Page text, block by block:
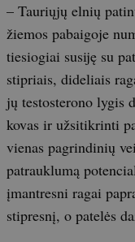
– Tauriųjų elnių
žiemos pabaigoje
tiesiogiai susiję su
stipriais, dideliais
jų testosterono lygis
kovas ir užsitikrinti
vienas pagrindinių
patrauklumą
įmantresni ragai
stipresnį, o patelės